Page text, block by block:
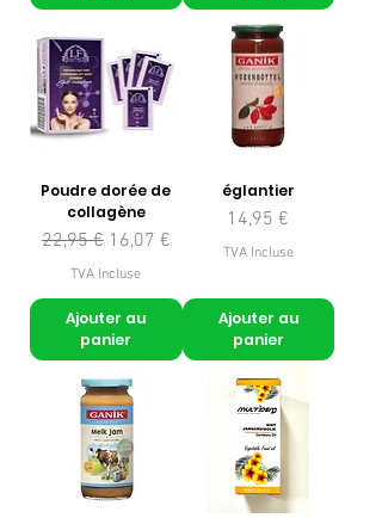
Poudre dorée de
collagène
Prix original
22,95 € Prix promotionnel
16,07 €
TVA Incluse
Ajouter au
panier
églantier
Prix
14,95 €
TVA Incluse
Ajouter au
panier